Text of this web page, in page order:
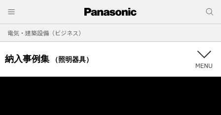
電気・建築設備（ビジネス）
納入事例集 （照明器具）